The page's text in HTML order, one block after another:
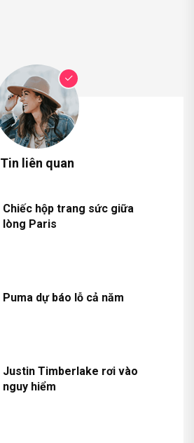
Tin liên quan
Chiếc hộp trang sức giữa
lòng Paris
Puma dự báo lỗ cả năm
Justin Timberlake rơi vào
nguy hiểm